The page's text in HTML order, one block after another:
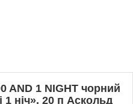
AND 1 NIGHT чорний
1 ніч», 20 п Аскольд